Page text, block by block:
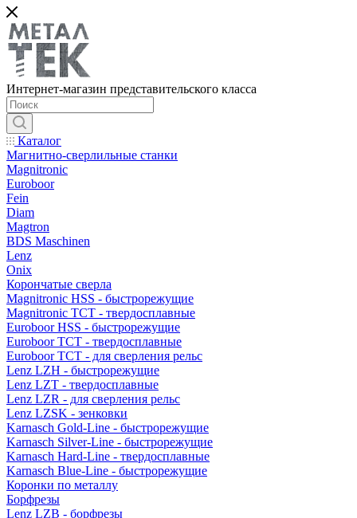
Интернет-магазин представительского класса
Каталог
Магнитно-сверлильные станки
Magnitronic
Euroboor
Fein
Diam
Magtron
BDS Maschinen
Lenz
Onix
Корончатые сверла
Magnitronic HSS - быстрорежущие
Magnitronic TCT - твердосплавные
Euroboor HSS - быстрорежущие
Euroboor TCT - твердосплавные
Euroboor TCT - для сверления рельс
Lenz LZH - быстрорежущие
Lenz LZT - твердосплавные
Lenz LZR - для сверления рельс
Lenz LZSK - зенковки
Karnasch Gold-Line - быстрорежущие
Karnasch Silver-Line - быстрорежущие
Karnasch Hard-Line - твердосплавные
Karnasch Blue-Line - быстрорежущие
Коронки по металлу
Борфрезы
Lenz LZB - борфрезы